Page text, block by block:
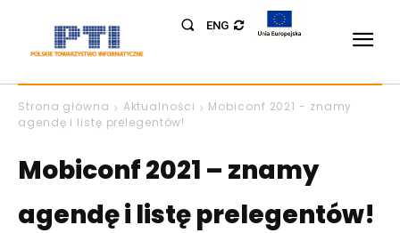
ENG
Strona główna Aktualności
Mobiconf 2021 - znamy
agendę i listę prelegentów!
Mobiconf 2021 – znamy
agendę i listę prelegentów!